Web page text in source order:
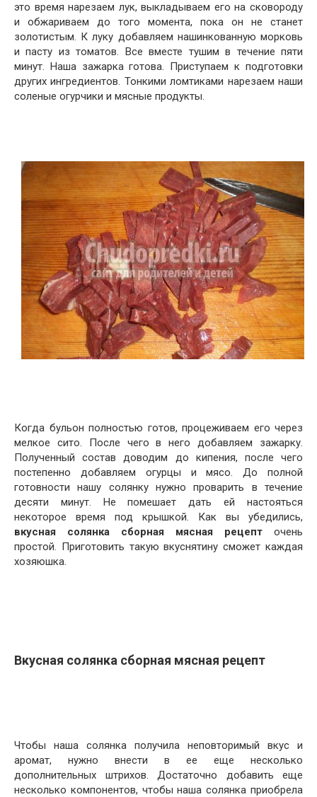
это время нарезаем лук, выкладываем его на сковороду
и обжариваем до того момента, пока он не станет
золотистым. К луку добавляем нашинкованную морковь
и пасту из томатов. Все вместе тушим в течение пяти
минут. Наша зажарка готова. Приступаем к подготовки
других ингредиентов. Тонкими ломтиками нарезаем наши
соленые огурчики и мясные продукты.
Когда бульон полностью готов, процеживаем его через
мелкое сито. После чего в него добавляем зажарку.
Полученный состав доводим до кипения, после чего
постепенно добавляем огурцы и мясо. До полной
готовности нашу солянку нужно проварить в течение
десяти минут. Не помешает дать ей настояться
некоторое время под крышкой. Как вы убедились,
вкусная солянка сборная мясная рецепт очень
простой. Приготовить такую вкуснятину сможет каждая
хозяюшка.
Вкусная солянка сборная мясная рецепт
Чтобы наша солянка получила неповторимый вкус и
аромат, нужно внести в ее еще несколько
дополнительных штрихов. Достаточно добавить еще
несколько компонентов, чтобы наша солянка приобрела